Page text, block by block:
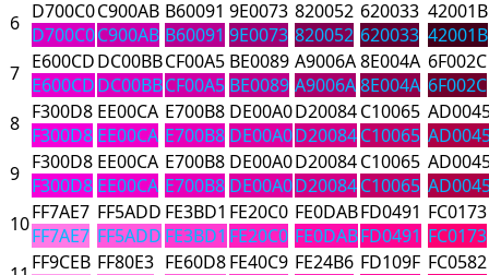
6 D700C0
D700C0
C900AB
C900AB
B60091
B60091
9E0073
9E0073
820052
820052
620033
620033
42001B
42001B
7 E600CD
E600CD
DC00BB
DC00BB
CF00A5
CF00A5
BE0089
BE0089
A9006A
A9006A
8E004A
8E004A
6F002C
6F002C
8 F300D8
F300D8
EE00CA
EE00CA
E700B8
E700B8
DE00A0
DE00A0
D20084
D20084
C10065
C10065
9 F300D8
F300D8
EE00CA
EE00CA
E700B8
E700B8
DE00A0
DE00A0
D20084
D20084
C10065
C10065
10FF7AE7
FF7AE7
FF5ADD
FF5ADD
FE3BD1
FE3BD1
FE20C0
FE20C0
FE0DAB
FE0DAB
FD0491
FD0491
FC0173
FC0173
FF9CEB FF80E3 FE60D8FE40C9 FE24B6 FD109F FC0582